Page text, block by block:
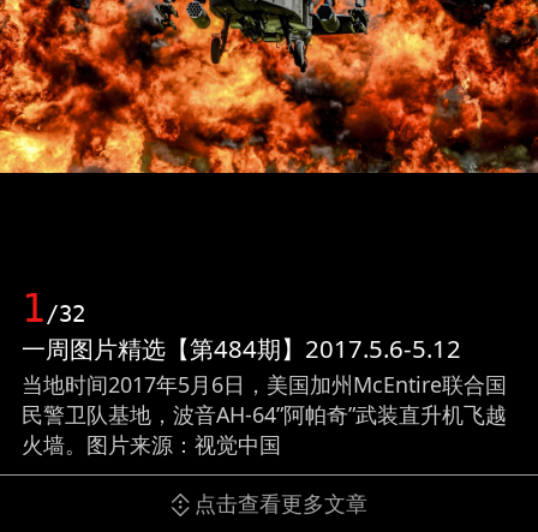
1/32
一周图片精选【第484期】2017.5.6-5.12
当地时间2017年5月6日，美国加州McEntire联合国
民警卫队基地，波音AH-64”阿帕奇”武装直升机飞越
火墙。图片来源：视觉中国
点击查看更多文章